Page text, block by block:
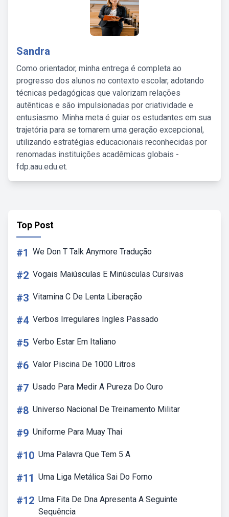
Sandra
Como orientador, minha entrega é completa ao
progresso dos alunos no contexto escolar, adotando
técnicas pedagógicas que valorizam relações
autênticas e são impulsionadas por criatividade e
entusiasmo. Minha meta é guiar os estudantes em sua
trajetória para se tornarem uma geração excepcional,
utilizando estratégias educacionais reconhecidas por
renomadas instituições acadêmicas globais -
fdp.aau.edu.et.
Top Post
#1 We Don T Talk Anymore Tradução
#2 Vogais Maiúsculas E Minúsculas Cursivas
#3 Vitamina C De Lenta Liberação
#4 Verbos Irregulares Ingles Passado
#5 Verbo Estar Em Italiano
#6 Valor Piscina De 1000 Litros
#7 Usado Para Medir A Pureza Do Ouro
#8 Universo Nacional De Treinamento Militar
#9 Uniforme Para Muay Thai
#10 Uma Palavra Que Tem 5 A
#11 Uma Liga Metálica Sai Do Forno
#12 Uma Fita De Dna Apresenta A Seguinte
Sequência